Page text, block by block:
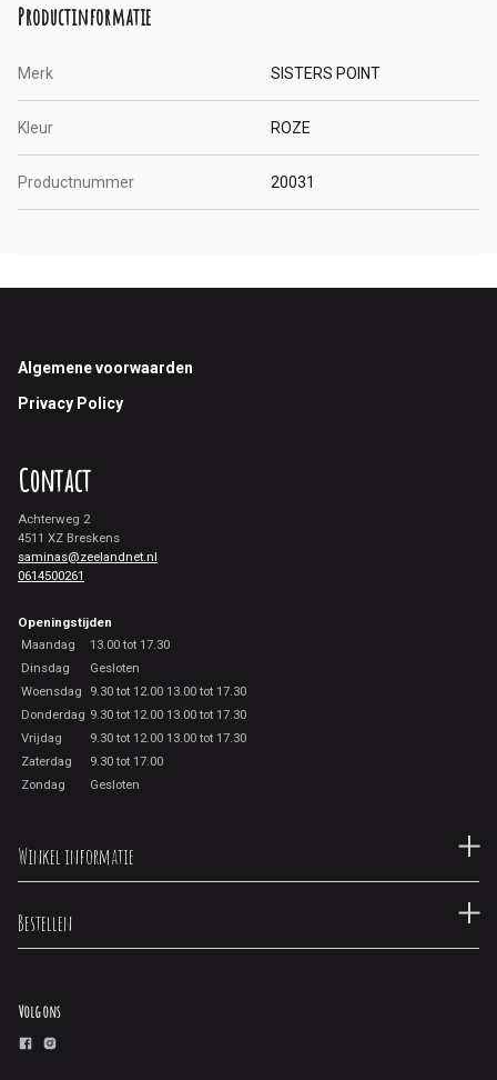
Productinformatie
Merk SISTERS POINT
Kleur ROZE
Productnummer 20031
Footer
Algemene voorwaarden
Privacy Policy
Contact
Achterweg 2
4511 XZ Breskens
saminas@zeelandnet.nl
0614500261
Openingstijden
Maandag
13.00 tot 17.30
Dinsdag
Gesloten
Woensdag
9.30 tot 12.00 13.00 tot 17.30
Donderdag 9.30 tot 12.00 13.00 tot 17.30
Vrijdag
9.30 tot 12.00 13.00 tot 17.30
Zaterdag
9.30 tot 17.00
Zondag
Gesloten
Winkel informatie
Bestellen
Volg ons